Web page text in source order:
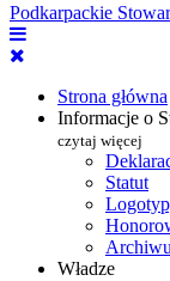
Font
Podkarpackie
Strona główna
Informacje o
czytaj więcej
Statut
Władze